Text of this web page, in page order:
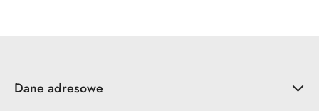
Dane adresowe